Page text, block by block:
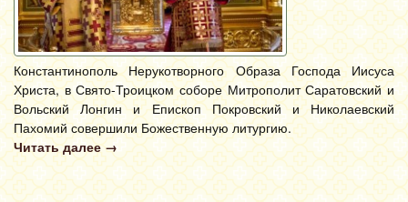
Константинополь Нерукотворного Образа Господа Иисуса
Христа, в Свято-Троицком соборе Митрополит Саратовский и
Вольский Лонгин и Епископ Покровский и Николаевский
Пахомий совершили Божественную литургию.
Читать далее →